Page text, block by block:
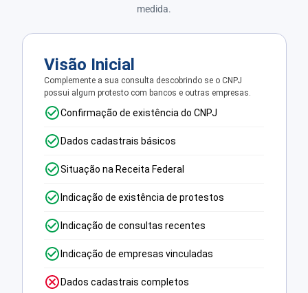
medida.
Visão Inicial
Complemente a sua consulta descobrindo se o CNPJ
possui algum protesto com bancos e outras empresas.
Confirmação de existência do CNPJ
Dados cadastrais básicos
Situação na Receita Federal
Indicação de existência de protestos
Indicação de consultas recentes
Indicação de empresas vinculadas
Dados cadastrais completos